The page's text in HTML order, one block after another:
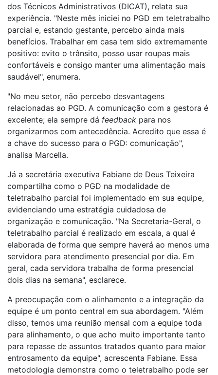
dos Técnicos Administrativos (DICAT), relata sua
experiência. "Neste mês iniciei no PGD em teletrabalho
parcial e, estando gestante, percebo ainda mais
benefícios. Trabalhar em casa tem sido extremamente
positivo: evito o trânsito, posso usar roupas mais
confortáveis e consigo manter uma alimentação mais
saudável", enumera.
"No meu setor, não percebo desvantagens
relacionadas ao PGD. A comunicação com a gestora é
excelente; ela sempre dá feedback para nos
organizarmos com antecedência. Acredito que essa é
a chave do sucesso para o PGD: comunicação",
analisa Marcella.
Já a secretária executiva Fabiane de Deus Teixeira
compartilha como o PGD na modalidade de
teletrabalho parcial foi implementado em sua equipe,
evidenciando uma estratégia cuidadosa de
organização e comunicação. "Na Secretaria-Geral, o
teletrabalho parcial é realizado em escala, a qual é
elaborada de forma que sempre haverá ao menos uma
servidora para atendimento presencial por dia. Em
geral, cada servidora trabalha de forma presencial
dois dias na semana", esclarece.
A preocupação com o alinhamento e a integração da
equipe é um ponto central em sua abordagem. "Além
disso, temos uma reunião mensal com a equipe toda
para alinhamento, o que acho muito importante tanto
para repasse de assuntos tratados quanto para maior
entrosamento da equipe", acrescenta Fabiane. Essa
metodologia demonstra como o teletrabalho pode ser